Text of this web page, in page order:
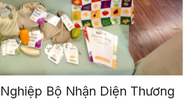
Bộ Nhận Diện Thương